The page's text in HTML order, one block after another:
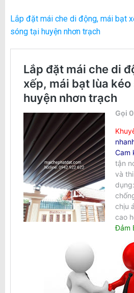
Lắp đặt mái che di động, mái bạt
sóng tại huyện nhơn trạch